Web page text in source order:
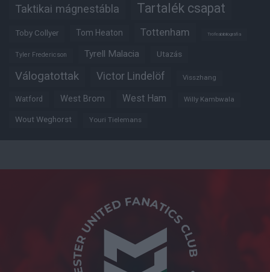
Taktikai mágnestábla Tartalék csapat
Toby Collyer Tom Heaton Tottenham Trófeabibliográfia
Tyler Fredericson Tyrell Malacia Utazás
Válogatottak Victor Lindelöf Visszhang
Watford West Brom West Ham Willy Kambwala
Wout Weghorst Youri Tielemans